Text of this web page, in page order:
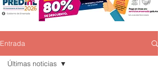
Entrada
Últimas noticias